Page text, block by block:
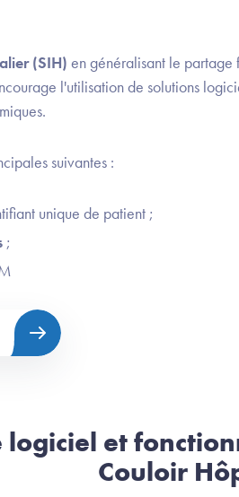
(SIH) en généralisant le partage
l'utilisation de solutions
suivantes :
unique de patient ;
;
logiciel et
Couloir